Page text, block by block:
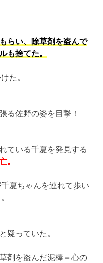
らい、除草剤を盗んで
も捨てた。
た。
る佐野の姿を目撃！
ている千夏を発見する
。
夏ちゃんを連れて歩い
疑っていた。
剤を盗んだ泥棒＝心の